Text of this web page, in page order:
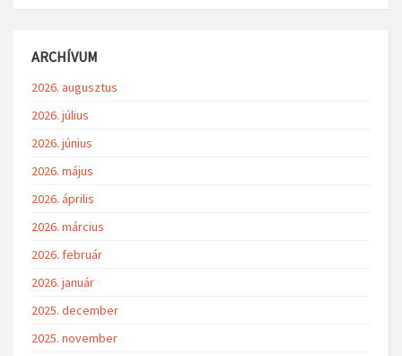
ARCHÍVUM
2026. augusztus
2026. július
2026. június
2026. május
2026. április
2026. március
2026. február
2026. január
2025. december
2025. november